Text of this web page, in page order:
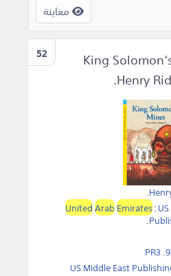
معاينة
52
King
Henry
.
UnitedArabEmirates:
.
PR3
US Middle East